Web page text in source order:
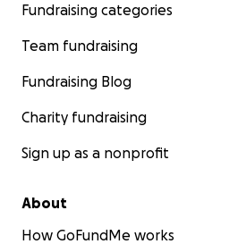
Fundraising categories
Team fundraising
Fundraising Blog
Charity fundraising
Sign up as a nonprofit
About
How GoFundMe works